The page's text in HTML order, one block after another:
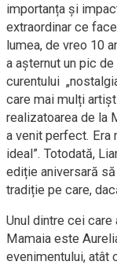
importanța și
extraordinar ce
lumea, de vreo 10
a așternut un pic
curentului
care mai mulți
realizatoarea de la
a venit perfect. Era
ideal”. Totodată,
ediție aniversară
tradiție pe care,
Unul dintre cei
Mamaia este
evenimentului, atât